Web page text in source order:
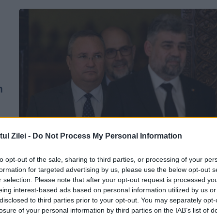
Zilei - Do Not Process My Personal Information
opt-out of the sale, sharing to third parties, or processing of your
for targeted advertising by us, please use the below opt-out
selection. Please note that after your opt-out request is processed
interest-based ads based on personal information utilized by us
to third parties prior to your opt-out. You may separately
of your personal information by third parties on the IAB’s list of
Ciucă și Ciolacu, împreuă la
evenimentele organizate de Ziua Micii
Uniri. Liderul PSD a fost huiduit de
oamenii adunați la manifestație
24 IANUARIE 2023